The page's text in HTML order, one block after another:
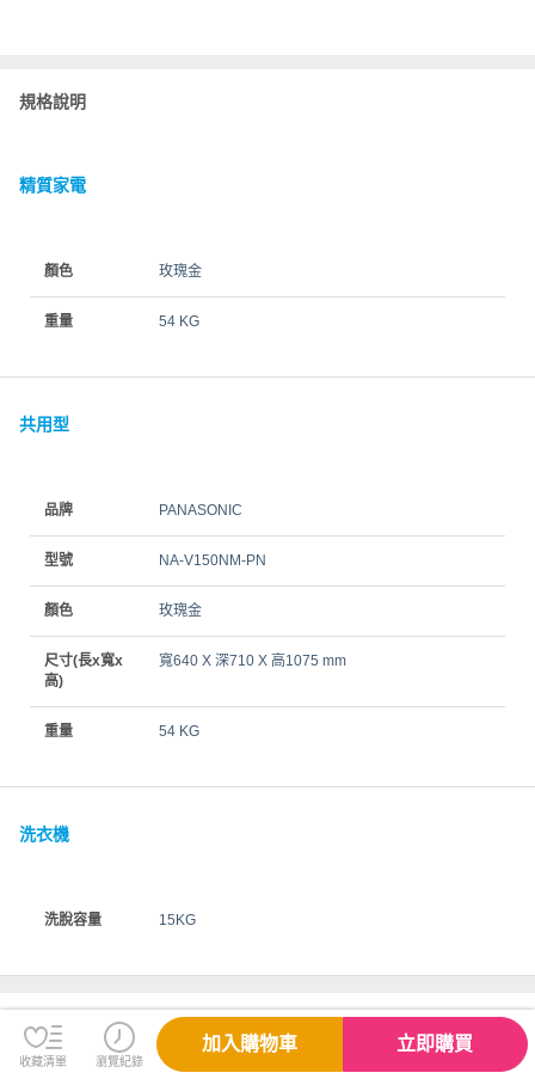
規格說明
精質家電
顏色 玫瑰金
重量 54 KG
共用型
品牌 PANASONIC
型號 NA-V150NM-PN
顏色 玫瑰金
尺寸(長x寬x
高)
寬640 X 深710 X 高1075 mm
重量 54 KG
洗衣機
洗脫容量 15KG
配送與退換貨需知
收藏清單 瀏覽紀錄
加入購物車 立即購買